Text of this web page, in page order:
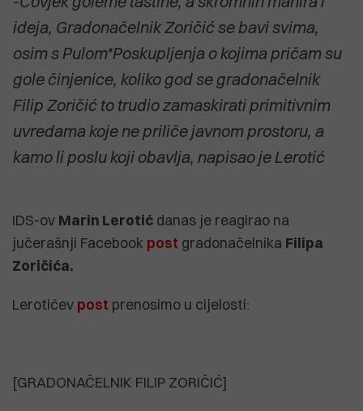
ideja, Gradonačelnik Zoričić se bavi svima,
osim s Pulom*Poskupljenja o kojima pričam su
gole činjenice, koliko god se gradonačelnik
Filip Zoričić to trudio zamaskirati primitivnim
uvredama koje ne priliče javnom prostoru, a
kamo li poslu koji obavlja, napisao je Lerotić
IDS-ov Marin Lerotić danas je reagirao na
jučerašnji Facebook post gradonačelnika Filipa
Zoričića.
Lerotićev post prenosimo u cijelosti:
[GRADONAČELNIK FILIP ZORIČIĆ]